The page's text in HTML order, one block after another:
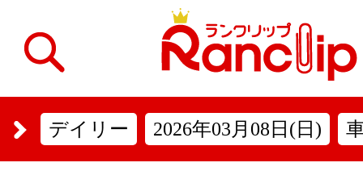
デイリー 2026年03月08日(日)